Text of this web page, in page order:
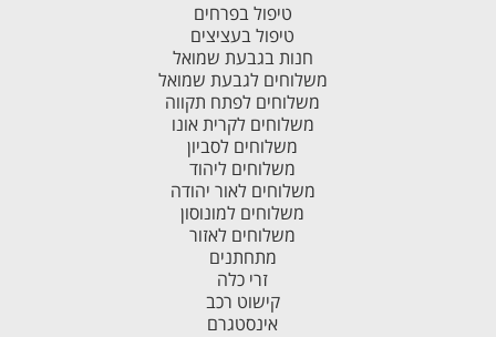
טיפול בפרחים
טיפול בעציצים
חנות בגבעת שמואל
משלוחים לגבעת שמואל
משלוחים לפתח תקווה
משלוחים לקרית אונו
משלוחים לסביון
משלוחים ליהוד
משלוחים לאור יהודה
משלוחים למונוסון
משלוחים לאזור
מתחתנים
זרי כלה
קישוט רכב
אינסטגרם